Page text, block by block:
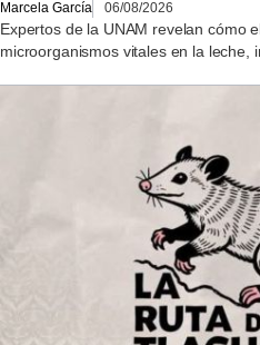
Marcela García 06/08/2026
Expertos de la UNAM revelan cómo
microorganismos vitales en la leche,